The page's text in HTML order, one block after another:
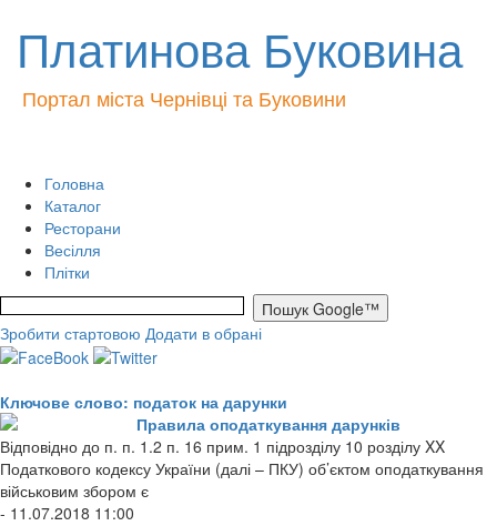
Платинова Буковина
Портал міста Чернівці та Буковини
Головна
Каталог
Ресторани
Весілля
Плітки
Зробити стартовою Додати в обрані
Ключове слово: податок на дарунки
Правила оподаткування дарунків
Відповідно до п. п. 1.2 п. 16 прим. 1 підрозділу 10 розділу XX
Податкового кодексу України (далі – ПКУ) об’єктом оподаткування
військовим збором є
- 11.07.2018 11:00